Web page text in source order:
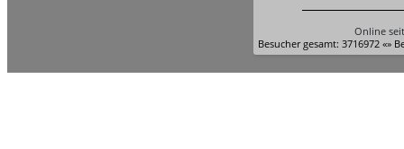
Online
Besucher gesamt: 3716972 «»